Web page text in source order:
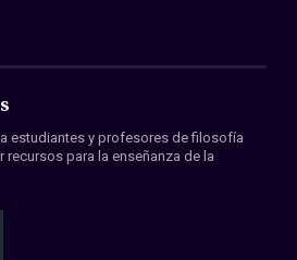
estudiantes y profesores de filosofía
para la enseñanza de la